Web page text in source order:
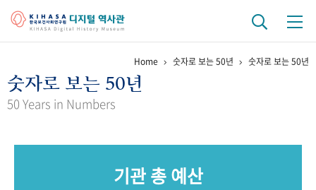
걸어온 길 기관 변천사 역대 기관장
키워드로 보는 연구 역사
Home 숫자로 보는 50년 숫자로 보는 50년
숫자로 보는 50년
50 Years in Numbers
기관 총 예산